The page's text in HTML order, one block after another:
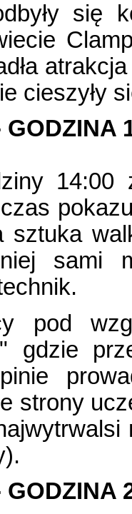
się
cieszyły
GODZINA
sztuka
sami
pod
gdzie
strony
GODZINA